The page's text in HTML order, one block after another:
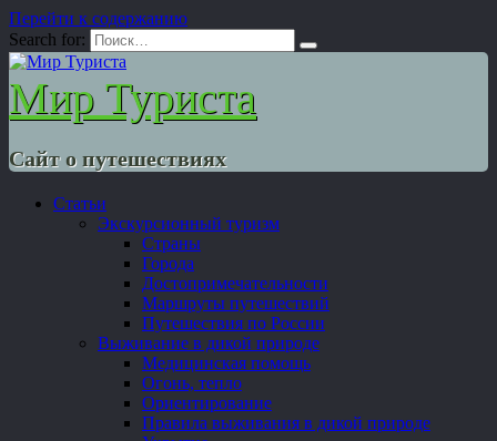
Перейти к содержанию
Search for:
Мир Туриста
Сайт о путешествиях
Статьи
Экскурсионный туризм
Страны
Города
Достопримечательности
Маршруты путешествий
Путешествия по России
Выживание в дикой природе
Медицинская помощь
Огонь, тепло
Ориентирование
Правила выживания в дикой природе